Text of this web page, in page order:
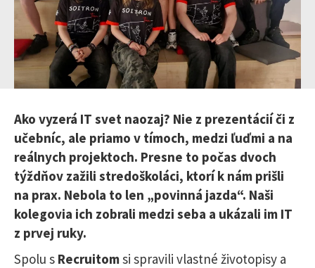
Ako vyzerá IT svet naozaj? Nie z prezentácií či z
učebníc, ale priamo v tímoch, medzi ľuďmi a na
reálnych projektoch. Presne to počas dvoch
týždňov zažili stredoškoláci, ktorí k nám prišli
na prax. Nebola to len „povinná jazda“. Naši
kolegovia ich zobrali medzi seba a ukázali im IT
z prvej ruky.
Spolu s Recruitomsi spravili vlastné životopisy a